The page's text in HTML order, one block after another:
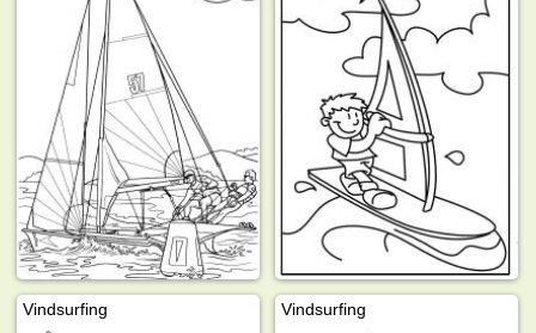
Vindsurfing Vindsurfing